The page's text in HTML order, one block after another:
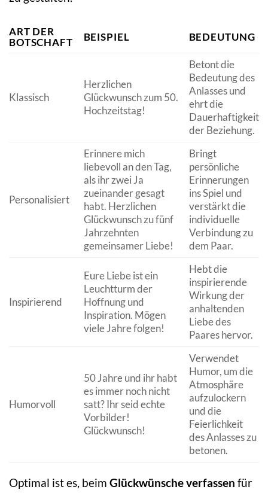
ART DER
BOTSCHAFT
BEISPIEL BEDEUTUNG
Klassisch
Herzlichen
Glückwunsch zum 50.
Hochzeitstag!
Betont die
Bedeutung des
Anlasses und
ehrt die
Dauerhaftigkeit
der Beziehung.
Personalisiert
Erinnere mich
liebevoll an den Tag,
als ihr zwei Ja
zueinander gesagt
habt. Herzlichen
Glückwunsch zu fünf
Jahrzehnten
gemeinsamer Liebe!
Bringt
persönliche
Erinnerungen
ins Spiel und
verstärkt die
individuelle
Verbindung zu
dem Paar.
Inspirierend
Eure Liebe ist ein
Leuchtturm der
Hoffnung und
Inspiration. Mögen
viele Jahre folgen!
Hebt die
inspirierende
Wirkung der
anhaltenden
Liebe des
Paares hervor.
Humorvoll
50 Jahre und ihr habt
es immer noch nicht
satt? Ihr seid echte
Vorbilder!
Glückwunsch!
Verwendet
Humor, um die
Atmosphäre
aufzulockern
und die
Feierlichkeit
des Anlasses zu
betonen.
Optimal ist es, beim Glückwünsche verfassen für